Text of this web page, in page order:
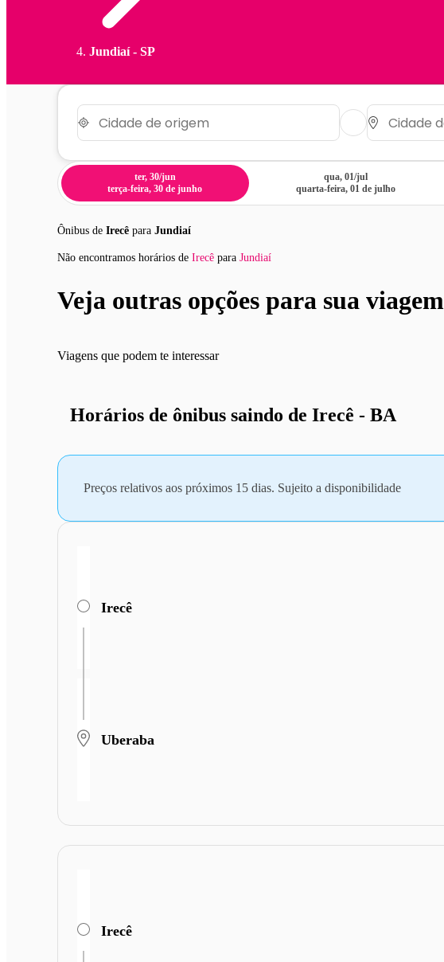
Jundiaí - SP
ter, 30/jun
terça-feira, 30 de junho
qua, 01/jul
quarta-feira, 01 de julho
Ônibus de Irecê para Jundiaí
Não encontramos horários de Irecê para Jundiaí
Veja outras opções para sua viagem
Viagens que podem te interessar
Horários de ônibus saindo de Irecê - BA
Preços relativos aos próximos 15 dias. Sujeito a disponibilidade
Irecê
Uberaba
Irecê